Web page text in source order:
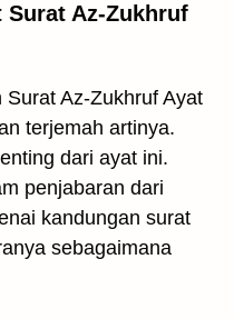
Surat Az-Zukhruf
Az-Zukhruf Ayat
terjemah artinya.
dari ayat ini.
penjabaran dari
kandungan surat
sebagaimana